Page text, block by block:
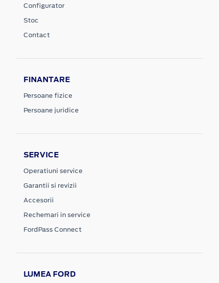
Configurator
Stoc
Contact
FINANTARE
Persoane fizice
Persoane juridice
SERVICE
Operatiuni service
Garantii si revizii
Accesorii
Rechemari in service
FordPass Connect
LUMEA FORD